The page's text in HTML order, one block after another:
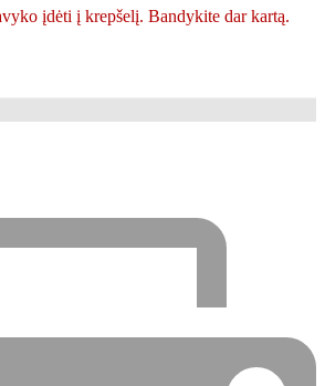
įdėti į krepšelį. Bandykite dar kartą.